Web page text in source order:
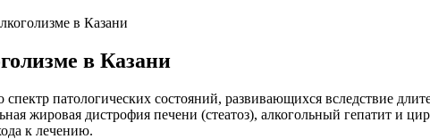
в Казани
в Казани
патологических состояний, развивающихся вследствие
жировая дистрофия печени (стеатоз), алкогольный гепатит и
к лечению.